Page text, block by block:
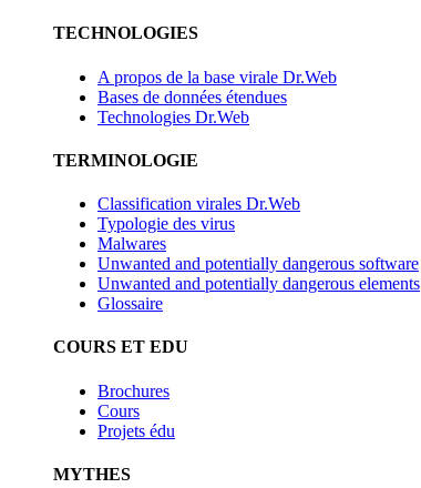
TECHNOLOGIES
A propos de la base virale Dr.Web
Bases de données étendues
Technologies Dr.Web
TERMINOLOGIE
Classification virales Dr.Web
Typologie des virus
Malwares
Unwanted and potentially dangerous software
Unwanted and potentially dangerous elements
Glossaire
COURS ET EDU
Brochures
Cours
Projets édu
MYTHES